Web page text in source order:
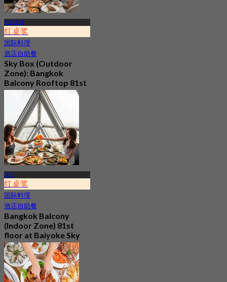
叻差提威
红桌奖
国际料理
酒店自助餐
Sky Box (Outdoor
Zone): Bangkok
Balcony Rooftop 81st
Floor Baiyoke Sky
4.7
2.5K 已预订
起฿ 2,015
水门
红桌奖
国际料理
酒店自助餐
Bangkok Balcony
(Indoor Zone) 81st
floor at Baiyoke Sky
Hotel
4.6
9.3K 已预订
起฿ 380